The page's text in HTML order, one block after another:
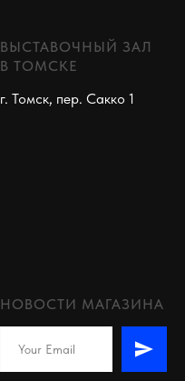
ВЫСТАВОЧНЫЙ ЗАЛ
В ТОМСКЕ
г. Томск, пер. Сакко 1
НОВОСТИ МАГАЗИНА